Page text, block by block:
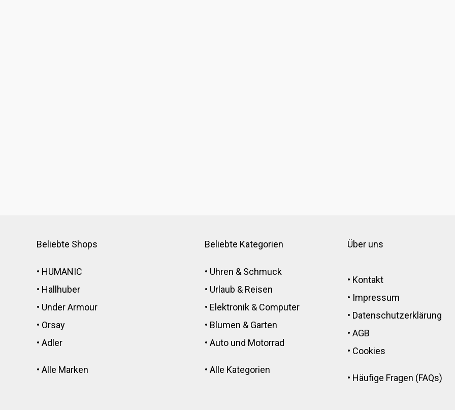
Beliebte Shops
• HUMANIC
• Hallhuber
• Under Armour
• Orsay
•Adler
•Alle Marken
Beliebte Kategorien
• Uhren & Schmuck
• Urlaub & Reisen
• Elektronik & Computer
• Blumen & Garten
•Auto und Motorrad
•Alle Kategorien
Über uns
• Kontakt
• Impressum
• Datenschutzerklärung
•AGB
• Cookies
• Häufige Fragen (FAQs)